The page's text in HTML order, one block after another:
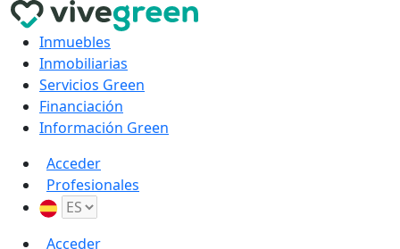
Inmuebles
Inmobiliarias
Servicios Green
Financiación
Información Green
Acceder
Profesionales
Acceder